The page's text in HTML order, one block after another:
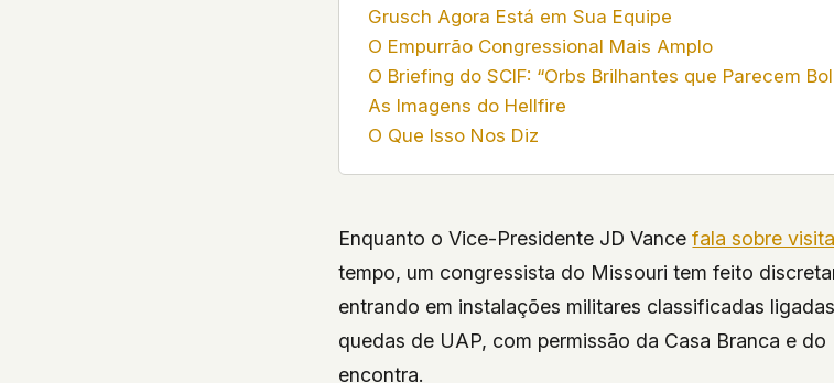
tracking, or third-party scripts, we'll say so here first – and you
Grusch Agora Está em Sua Equipe
O Empurrão Congressional Mais Amplo
O Briefing do SCIF: “Orbs Brilhantes que Parecem
As Imagens do Hellfire
O Que Isso Nos Diz
Enquanto o Vice-Presidente JD Vancefala sobre
tempo, um congressista do Missouri tem feito
entrando em instalações militares classificadas
quedas de UAP, com permissão da Casa Branca e
encontra.